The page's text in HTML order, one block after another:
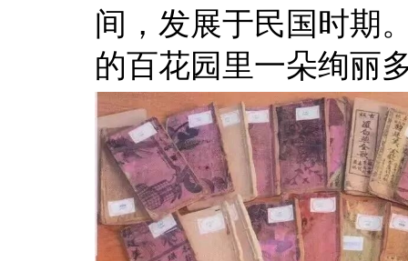
间，发展于民国时期
的百花园里一朵绚丽